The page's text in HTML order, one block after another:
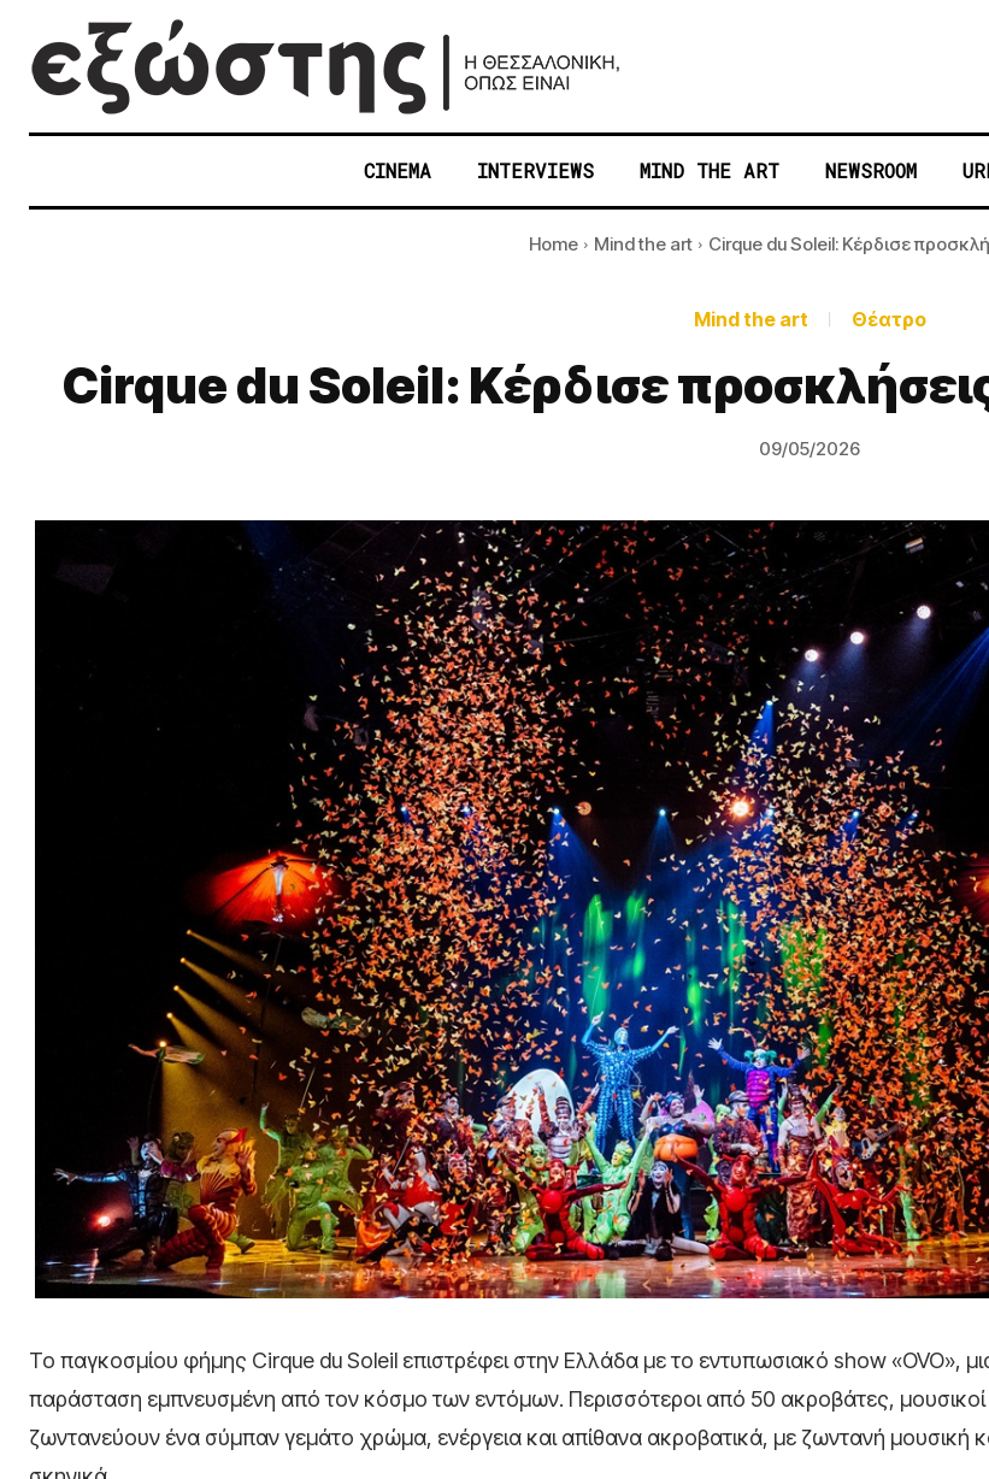
CINEMA INTERVIEWS MIND THE ART NEWSROOM
Home Mind the art Cirque du Soleil: Κέρδισε
Mind the art Θέατρο
Cirque du Soleil: Κέρδισε
09/05/2026
Το παγκοσμίου φήμης Cirque du Soleil επιστρέφει στην Ελλάδα με το εντυπωσιακό show «OVO»,
παράσταση εμπνευσμένη από τον κόσμο των εντόμων. Περισσότεροι από 50 ακροβάτες,
ζωντανεύουν ένα σύμπαν γεμάτο χρώμα, ενέργεια και απίθανα ακροβατικά, με ζωντανή μουσική